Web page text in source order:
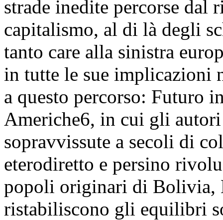
strade inedite percorse dal
capitalismo, al di là degli
tanto care alla sinistra
in tutte le sue implicazioni
a questo percorso: Futuro
Americhe6, in cui gli
sopravvissute a secoli di
eterodiretto e persino
popoli originari di Bolivia,
ristabiliscono gli equilibri